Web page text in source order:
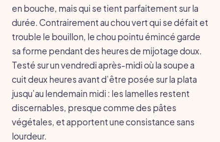
en bouche, mais qui se tient parfaitement sur la
durée. Contrairement au chou vert qui se défait et
trouble le bouillon, le chou pointu émincé garde
sa forme pendant des heures de mijotage doux.
Testé sur un vendredi après-midi où la soupe a
cuit deux heures avant d’être posée sur la plata
jusqu’au lendemain midi : les lamelles restent
discernables, presque comme des pâtes
végétales, et apportent une consistance sans
lourdeur.